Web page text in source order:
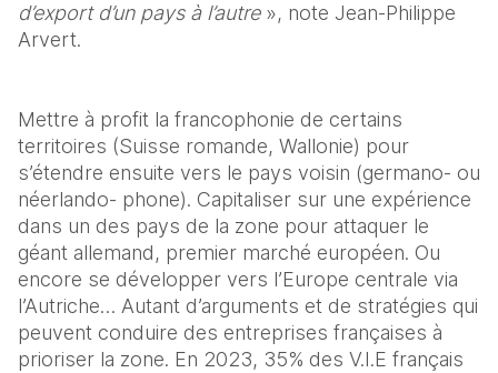
d’export d’un pays à l’autre », note Jean-Philippe
Arvert.
Mettre à profit la francophonie de certains
territoires (Suisse romande, Wallonie) pour
s’étendre ensuite vers le pays voisin (germano- ou
néerlando- phone). Capitaliser sur une expérience
dans un des pays de la zone pour attaquer le
géant allemand, premier marché européen. Ou
encore se développer vers l’Europe centrale via
l’Autriche… Autant d’arguments et de stratégies qui
peuvent conduire des entreprises françaises à
prioriser la zone. En 2023, 35% des V.I.E français